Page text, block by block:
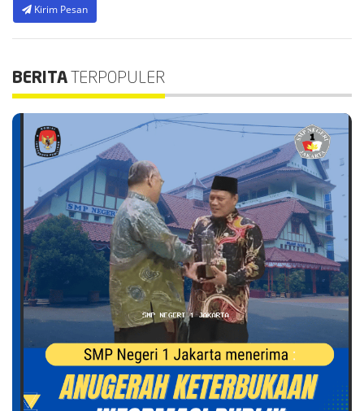
Kirim Pesan
BERITA TERPOPULER